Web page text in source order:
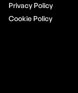
Privacy Policy
Cookie Policy